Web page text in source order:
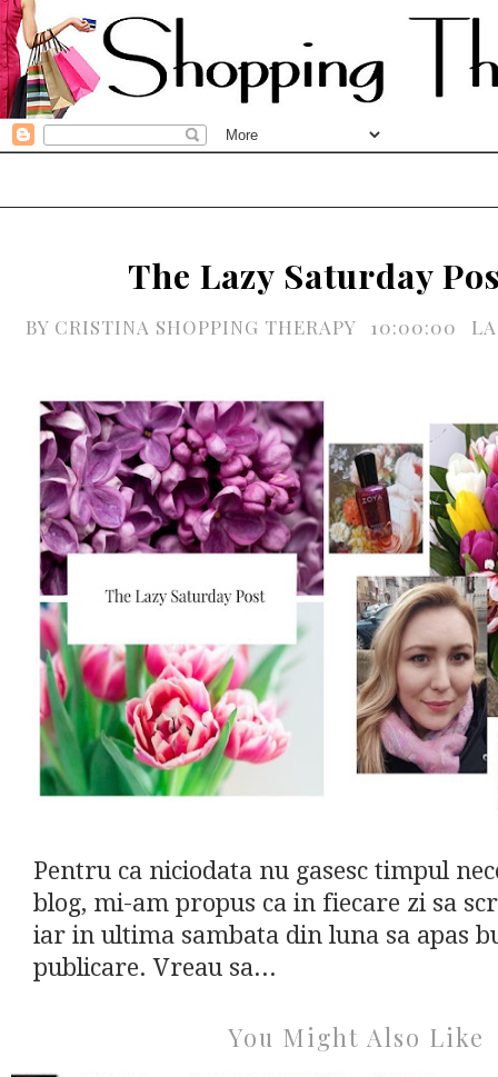
The Lazy Saturday
BY CRISTINA SHOPPING THERAPY 10:00:00
Pentru ca niciodata nu gasesc timpul
blog, mi-am propus ca in fiecare zi sa
iar in ultima sambata din luna sa apas
publicare. Vreau sa...
You Might Also Like